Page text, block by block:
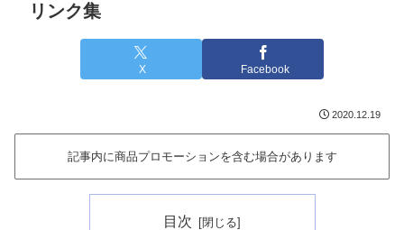
リンク集
X Facebook
2020.12.19
記事内に商品プロモーションを含む場合があります
目次